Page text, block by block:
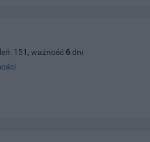
151, ważność 6 dni